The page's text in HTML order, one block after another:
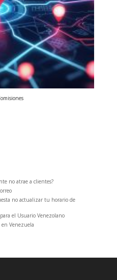
no atrae a clientes?
no actualizar tu horario de
el Usuario Venezolano
en Venezuela